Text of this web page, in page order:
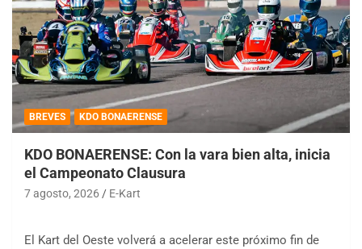
BREVES KDO BONAERENSE
KDO BONAERENSE: Con la vara bien alta, inicia
el Campeonato Clausura
7 agosto, 2026 E-Kart
El Kart del Oeste volverá a acelerar este próximo fin de